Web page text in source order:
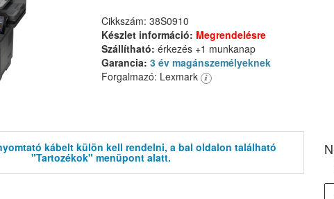
Cikkszám: 38S0910
Készlet információ: Megrendelésre
Szállítható: érkezés +1 munkanap
Garancia: 3 év magánszemélyeknek
Forgalmazó: Lexmark
kábelt külön kell rendelni, a bal oldalon található
"Tartozékok" menüpont alatt.